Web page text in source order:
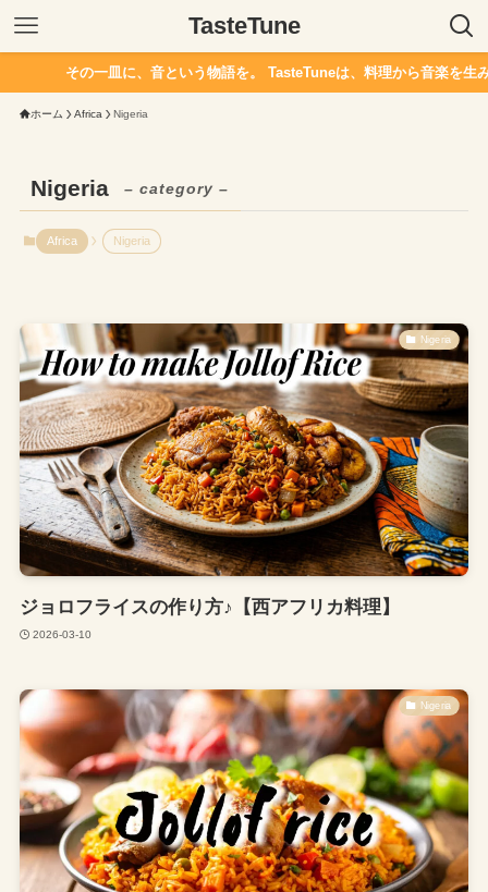
TasteTune
その一皿に、音という物語を。 TasteTuneは、料理から音楽を生み出
ホーム Africa Nigeria
Nigeria – category –
Africa Nigeria
Nigeria
ジョロフライスの作り方♪【西アフリカ料理】
2026-03-10
Nigeria